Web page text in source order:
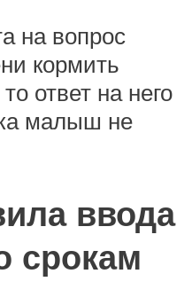
на вопрос
кормить
ответ на него
малыш не
ввода
срокам